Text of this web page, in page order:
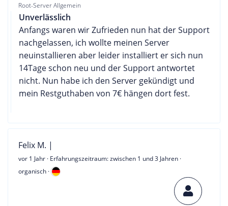
Root-Server Allgemein
Unverlässlich
Anfangs waren wir Zufrieden nun hat der Support
nachgelassen, ich wollte meinen Server
neuinstallieren aber leider installiert er sich nun
14Tage schon neu und der Support antwortet
nicht. Nun habe ich den Server gekündigt und
mein Restguthaben von 7€ hängen dort fest.
Felix M. |
vor 1 Jahr · Erfahrungszeitraum: zwischen 1 und 3 Jahren ·
organisch ·